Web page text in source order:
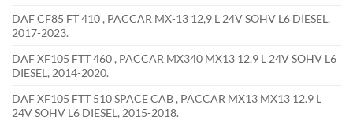
DAF CF85 FT 410 , PACCAR MX-13 12,9 L 24V SOHV L6 DIESEL,
2017-2023.
DAF XF105 FTT 460 , PACCAR MX340 MX13 12.9 L 24V SOHV L6
DIESEL, 2014-2020.
DAF XF105 FTT 510 SPACE CAB , PACCAR MX13 MX13 12.9 L
24V SOHV L6 DIESEL, 2015-2018.